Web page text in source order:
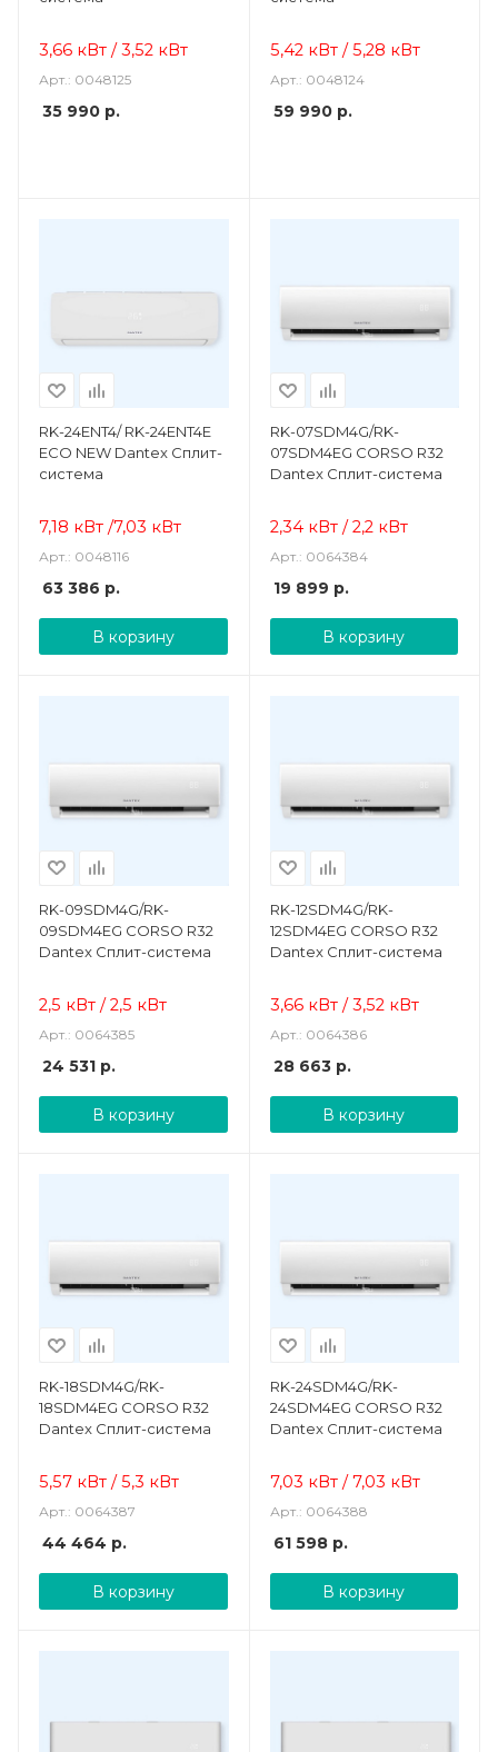
3,66 кВт / 3,52 кВт
Арт.: 0048125
35 990 р.
5,42 кВт / 5,28 кВт
Арт.: 0048124
59 990р.
RK-24ENT4/ RK-24ENT4E
ECO NEW Dantex Сплит-
система
7,18 кВт /7,03 кВт
Арт.: 0048116
63 386 р.
В корзину
RK-07SDM4G/RK-
07SDM4EG CORSO R32
Dantex Сплит-система
2,34 кВт / 2,2 кВт
Арт.: 0064384
19 899 р.
В корзину
RK-09SDM4G/RK-
09SDM4EG CORSO R32
Dantex Сплит-система
2,5 кВт / 2,5 кВт
Арт.: 0064385
24 531 р.
В корзину
RK-12SDM4G/RK-
12SDM4EG CORSO R32
Dantex Сплит-система
3,66 кВт / 3,52 кВт
Арт.: 0064386
28 663р.
В корзину
RK-18SDM4G/RK-
18SDM4EG CORSO R32
Dantex Сплит-система
5,57 кВт / 5,3 кВт
Арт.: 0064387
44 464 р.
В корзину
RK-24SDM4G/RK-
24SDM4EG CORSO R32
Dantex Сплит-система
7,03 кВт / 7,03 кВт
Арт.: 0064388
61 598р.
В корзину